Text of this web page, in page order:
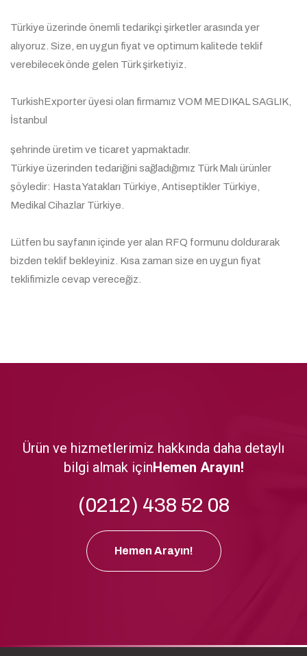
Türkiye üzerinde önemli tedarikçi şirketler arasında yer
alıyoruz. Size, en uygun fiyat ve optimum kalitede teklif
verebilecek önde gelen Türk şirketiyiz.
TurkishExporter üyesi olan firmamız VOM MEDIKAL SAGLIK,
İstanbul
şehrinde üretim ve ticaret yapmaktadır.
Türkiye üzerinden tedariğini sağladığımız Türk Malı ürünler
şöyledir: Hasta Yatakları Türkiye, Antiseptikler Türkiye,
Medikal Cihazlar Türkiye.
Lütfen bu sayfanın içinde yer alan RFQ formunu doldurarak
bizden teklif bekleyiniz. Kısa zaman size en uygun fiyat
teklifimizle cevap vereceğiz.
Ürün ve hizmetlerimiz hakkında daha detaylı
bilgi almak içinHemen Arayın!
(0212) 438 52 08
Hemen Arayın!